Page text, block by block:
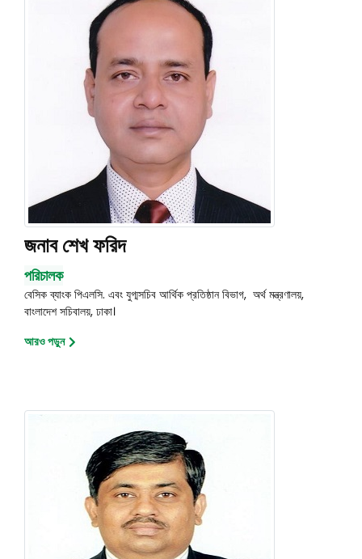
জনাব শেখ ফরিদ
পরিচালক
বেসিক ব্যাংক পিএলসি. এবং যুগ্মসচিব আর্থিক প্রতিষ্ঠান বিভাগ, অর্থ মন্ত্রণালয়,
বাংলাদেশ সচিবালয়, ঢাকা।
আরও পড়ুন